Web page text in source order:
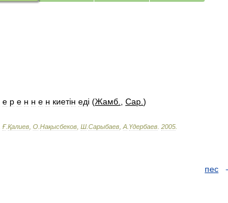
е р е н н е н киетін еді (Жамб Сар )
Ғ.Қалиев О Нақысбеков Ш Сарыбаев А Үдербаев 2005
пес